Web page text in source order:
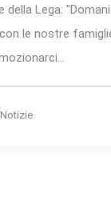
della Lega:
le nostre